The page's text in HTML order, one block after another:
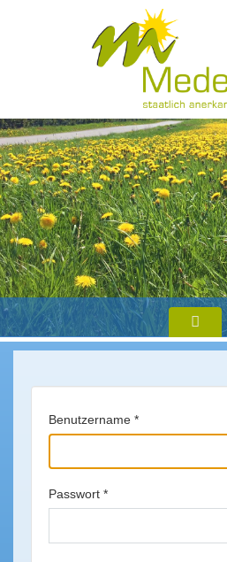
Benutzername *
Passwort *